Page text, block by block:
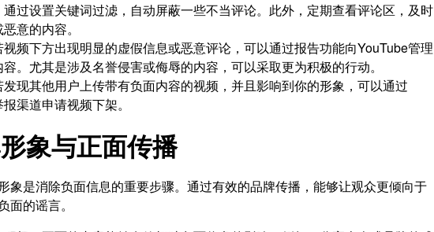
通过设置关键词过滤，自动屏蔽一些不当评论。此外，定期查看评论区，及时
意的内容。
视频下方出现明显的虚假信息或恶意评论，可以通过报告功能向YouTube管理
。尤其是涉及名誉侵害或侮辱的内容，可以采取更为积极的行动。
发现其他用户上传带有负面内容的视频，并且影响到你的形象，可以通过
渠道申请视频下架。
象与正面传播
象是消除负面信息的重要步骤。通过有效的品牌传播，能够让观众更倾向于
的谣言。